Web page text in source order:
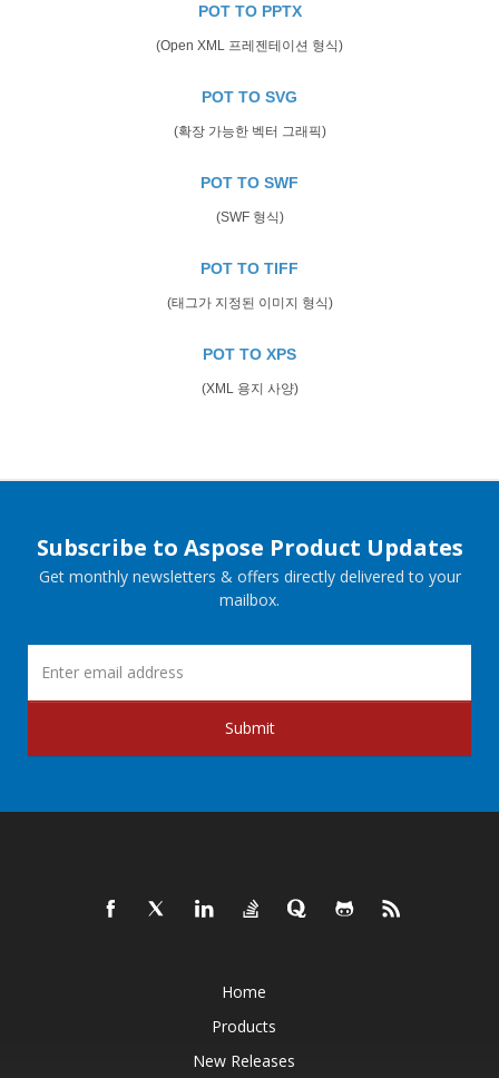
POT TO PPTX
(Open XML 프레젠테이션 형식)
POT TO SVG
(확장 가능한 벡터 그래픽)
POT TO SWF
(SWF 형식)
POT TO TIFF
(태그가 지정된 이미지 형식)
POT TO XPS
(XML 용지 사양)
Subscribe to Aspose Product Updates
Get monthly newsletters & offers directly delivered to your
mailbox.
Submit
Home
Products
New Releases